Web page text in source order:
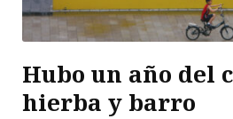
Hubo un año del
hierba y barro